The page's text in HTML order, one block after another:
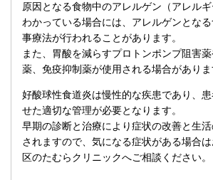
原因となる食物中のアレルゲン（アレル
わかっている場合には、アレルゲンとな
事療法が行われることがあります。
また、胃酸を減らすプロトンポンプ阻害
薬、免疫抑制薬が使用される場合がありま
好酸球性食道炎は慢性的な疾患であり、
せた適切な管理が必要となります。
早期の診断と治療により症状の改善と生
されますので、気になる症状がある場合
区のたむらクリニックへご相談ください。